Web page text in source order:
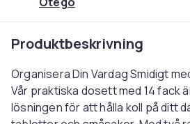
Produktbeskrivning
Organisera Din Vardag Smidigt
Vår praktiska dosett med 14 fack
lösningen för att hålla koll på ditt